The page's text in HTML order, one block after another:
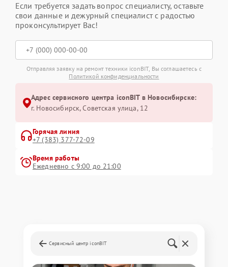
Если требуется задать вопрос специалисту, оставьте
свои данные и дежурный специалист с радостью
проконсультирует Вас!
Отправляя заявку на ремонт техники iconBIT, Вы соглашаетесь с
Политикой конфиденциальности
Адрес сервисного центра iconBIT в Новосибирске:
г. Новосибирск, Советская улица, 12
Горячая линия
+7 (383) 377-72-09
Время работы
Ежедневно с 9:00 до 21:00
Сервисный центр iconBIT